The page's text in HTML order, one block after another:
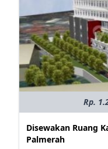
Rp.
Disewakan Ruang
Palmerah